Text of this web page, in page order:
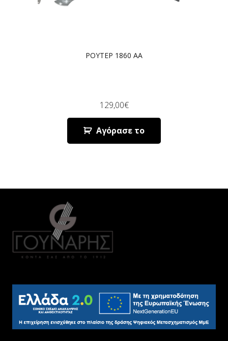
ΡΟΥΤΕΡ 1860 AA
129,00€
Αγόρασε το